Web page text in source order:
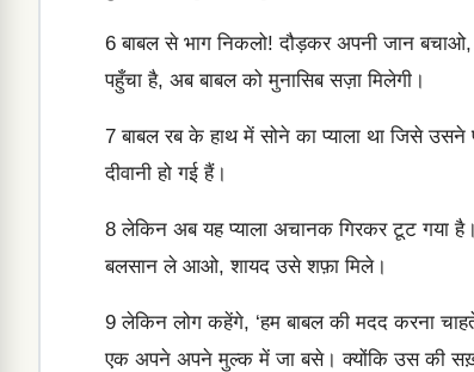
6 बाबल से भाग निकलो! दौड़कर अपनी जान
पहुँचा है, अब बाबल को मुनासिब सज़ा मिलेगी।
7 बाबल रब के हाथ में सोने का प्याला था जिसे उसने
दीवानी हो गई हैं।
8 लेकिन अब यह प्याला अचानक गिरकर टूट गया
बलसान ले आओ, शायद उसे शफ़ा मिले।
9 लेकिन लोग कहेंगे, ‘हम बाबल की मदद करना
एक अपने अपने मुल्क में जा बसे। क्योंकि उस की